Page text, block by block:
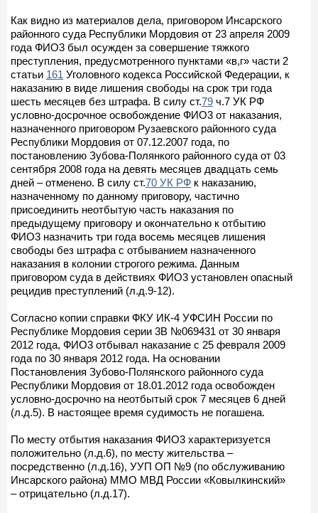
Как видно из материалов дела, приговором Инсарского
районного суда Республики Мордовия от 23 апреля 2009
года ФИО3 был осужден за совершение тяжкого
преступления, предусмотренного пунктами «в,г» части 2
статьи 161 Уголовного кодекса Российской Федерации, к
наказанию в виде лишения свободы на срок три года
шесть месяцев без штрафа. В силу ст.79 ч.7 УК РФ
условно-досрочное освобождение ФИО3 от наказания,
назначенного приговором Рузаевского районного суда
Республики Мордовия от 07.12.2007 года, по
постановлению Зубова-Полянкого районного суда от 03
сентября 2008 года на девять месяцев двадцать семь
дней – отменено. В силу ст.70 УК РФ к наказанию,
назначенному по данному приговору, частично
присоединить неотбытую часть наказания по
предыдущему приговору и окончательно к отбытию
ФИО3 назначить три года восемь месяцев лишения
свободы без штрафа с отбыванием назначенного
наказания в колонии строгого режима. Данным
приговором суда в действиях ФИО3 установлен опасный
рецидив преступлений (л.д.9-12).
Согласно копии справки ФКУ ИК-4 УФСИН России по
Республике Мордовия серии 3В №069431 от 30 января
2012 года, ФИО3 отбывал наказание с 25 февраля 2009
года по 30 января 2012 года. На основании
Постановления Зубово-Полянского районного суда
Республики Мордовия от 18.01.2012 года освобожден
условно-досрочно на неотбытый срок 7 месяцев 6 дней
(л.д.5). В настоящее время судимость не погашена.
По месту отбытия наказания ФИО3 характеризуется
положительно (л.д.6), по месту жительства –
посредственно (л.д.16), УУП ОП №9 (по обслуживанию
Инсарского района) ММО МВД России «Ковылкинский»
– отрицательно (л.д.17).